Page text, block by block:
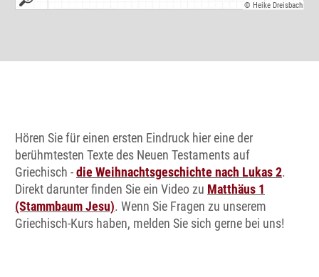
© Heike Dreisbach
Hören Sie für einen ersten Eindruck hier eine der
berühmtesten Texte des Neuen Testaments auf
Griechisch -die Weihnachtsgeschichte nach Lukas 2.
Direkt darunter finden Sie ein Video zu Matthäus 1
(Stammbaum Jesu). Wenn Sie Fragen zu unserem
Griechisch-Kurs haben, melden Sie sich gerne bei uns!